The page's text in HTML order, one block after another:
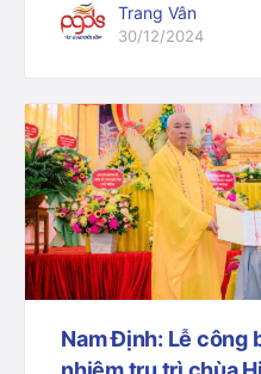
Trang Vân
30/12/2024
Nam Định: Lễ công